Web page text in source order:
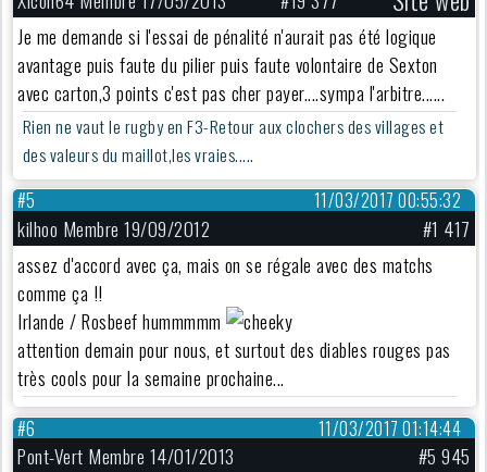
Je me demande si l'essai de pénalité n'aurait pas été logique
avantage puis faute du pilier puis faute volontaire de Sexton
avec carton,3 points c'est pas cher payer....sympa l'arbitre......
Rien ne vaut le rugby en F3-Retour aux clochers des villages et
des valeurs du maillot,les vraies.....
11/03/2017 00:55:32
#5
kilhoo Membre 19/09/2012
#1 417
assez d'accord avec ça, mais on se régale avec des matchs
comme ça !!
Irlande / Rosbeef hummmmm
attention demain pour nous, et surtout des diables rouges pas
très cools pour la semaine prochaine...
11/03/2017 01:14:44
#6
Pont-Vert Membre 14/01/2013 #5 945